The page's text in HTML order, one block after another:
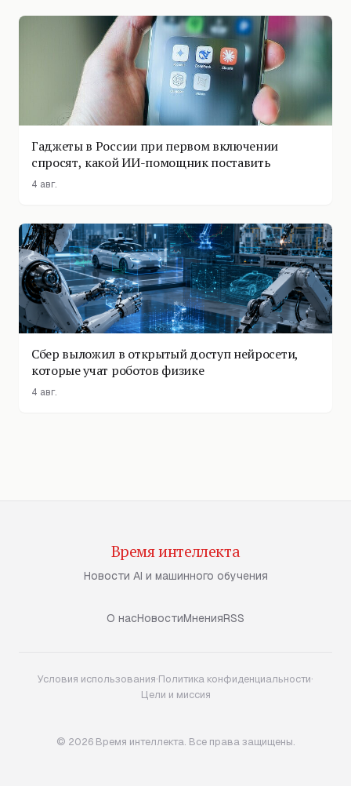
Гаджеты в России при первом включении
спросят, какой ИИ-помощник поставить
4 авг.
Сбер выложил в открытый доступ нейросети,
которые учат роботов физике
4 авг.
Время интеллекта
Новости AI и машинного обучения
О насНовостиМненияRSS
Условия использования·Политика конфиденциальности·
Цели и миссия
© 2026 Время интеллекта. Все права защищены.